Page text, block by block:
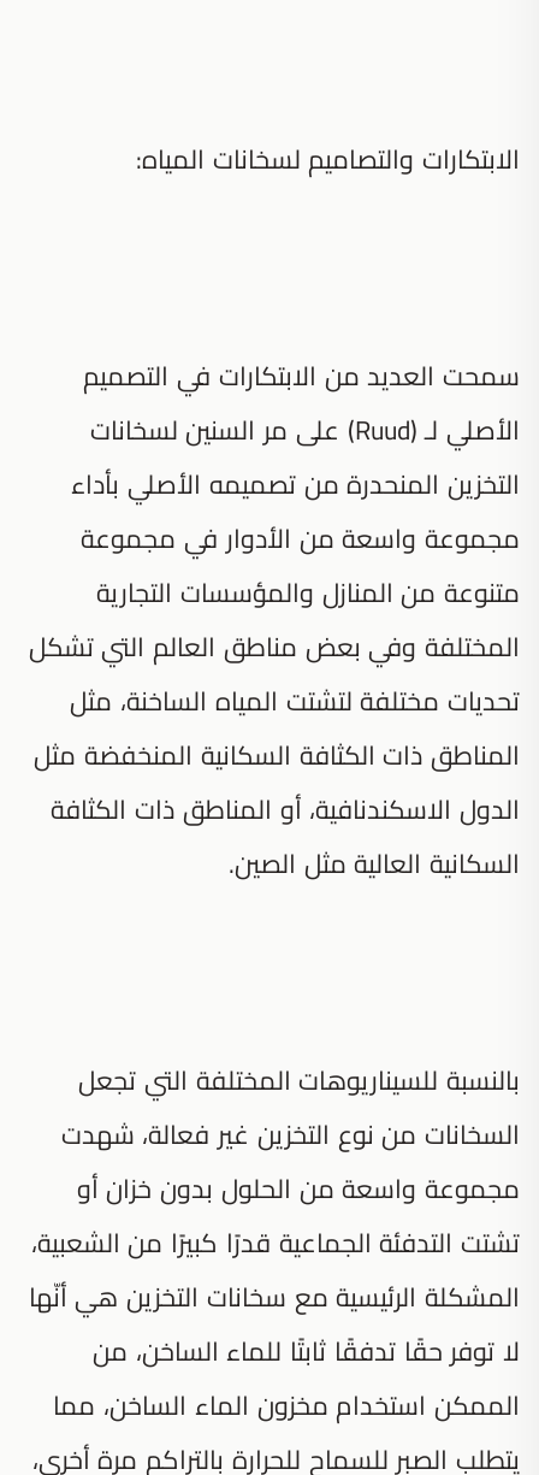
الابتكارات والتصاميم لسخانات المياه:
سمحت العديد من الابتكارات في التصميم
الأصلي لـ (Ruud) على مر السنين لسخانات
التخزين المنحدرة من تصميمه الأصلي بأداء
مجموعة واسعة من الأدوار في مجموعة
متنوعة من المنازل والمؤسسات التجارية
المختلفة وفي بعض مناطق العالم التي تشكل
تحديات مختلفة لتشتت المياه الساخنة، مثل
المناطق ذات الكثافة السكانية المنخفضة مثل
الدول الاسكندنافية، أو المناطق ذات الكثافة
السكانية العالية مثل الصين.
بالنسبة للسيناريوهات المختلفة التي تجعل
السخانات من نوع التخزين غير فعالة، شهدت
مجموعة واسعة من الحلول بدون خزان أو
تشتت التدفئة الجماعية قدرًا كبيرًا من الشعبية،
المشكلة الرئيسية مع سخانات التخزين هي أنّها
لا توفر حقًا تدفقًا ثابتًا للماء الساخن، من
الممكن استخدام مخزون الماء الساخن، مما
يتطلب الصبر للسماح للحرارة بالتراكم مرة أخرى،